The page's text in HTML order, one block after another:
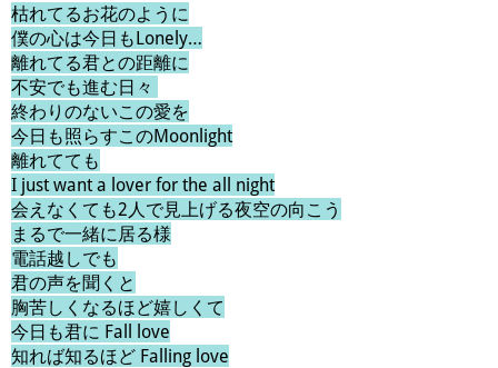
枯れてるお花のように
僕の心は今日もLonely…
離れてる君との距離に
不安でも進む日々
終わりのないこの愛を
今日も照らすこのMoonlight
離れてても
I just want a lover for the all night
会えなくても2人で見上げる夜空の向こう
まるで一緒に居る様
電話越しでも
君の声を聞くと
胸苦しくなるほど嬉しくて
今日も君に Fall love
知れば知るほど Falling love